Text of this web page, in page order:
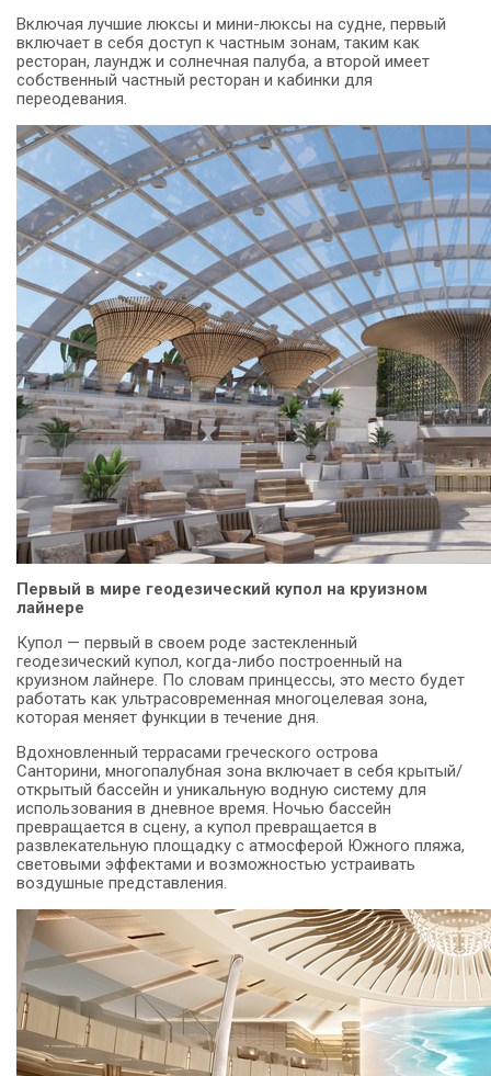
Включая лучшие люксы и мини-люксы на судне, первый
включает в себя доступ к частным зонам, таким как
ресторан, лаундж и солнечная палуба, а второй имеет
собственный частный ресторан и кабинки для
переодевания.
Первый в мире геодезический купол на круизном
лайнере
Купол — первый в своем роде застекленный
геодезический купол, когда-либо построенный на
круизном лайнере. По словам принцессы, это место будет
работать как ультрасовременная многоцелевая зона,
которая меняет функции в течение дня.
Вдохновленный террасами греческого острова
Санторини, многопалубная зона включает в себя крытый/
открытый бассейн и уникальную водную систему для
использования в дневное время. Ночью бассейн
превращается в сцену, а купол превращается в
развлекательную площадку с атмосферой Южного пляжа,
световыми эффектами и возможностью устраивать
воздушные представления.